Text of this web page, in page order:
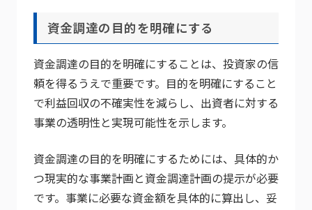
資金調達の目的を明確にする
資金調達の目的を明確にすることは、投資家の信
頼を得るうえで重要です。目的を明確にすること
で利益回収の不確実性を減らし、出資者に対する
事業の透明性と実現可能性を示します。
資金調達の目的を明確にするためには、具体的か
つ現実的な事業計画と資金調達計画の提示が必要
です。事業に必要な資金額を具体的に算出し、妥